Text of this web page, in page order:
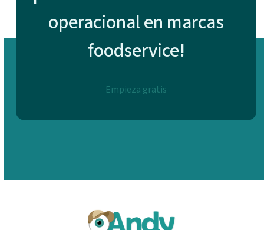
operacional en marcas
foodservice!
Empieza gratis